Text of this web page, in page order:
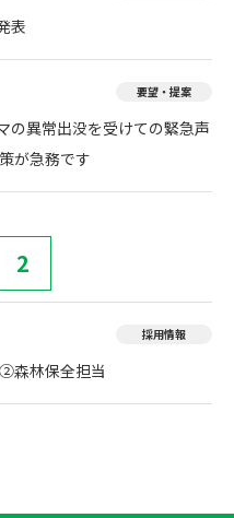
表
要望・提案
異常出没を受けての緊急声
が急務です
2
採用情報
森林保全担当